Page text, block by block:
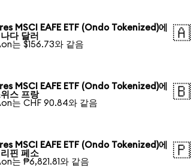
MSCI EAFE ETF (Ondo Tokenized)에
다 달러
는 $156.73와 같음
MSCI EAFE ETF (Ondo Tokenized)에
스 프랑
는 CHF 90.84와 같음
MSCI EAFE ETF (Ondo Tokenized)에
핀 페소
는 ₱6,821.81와 같음